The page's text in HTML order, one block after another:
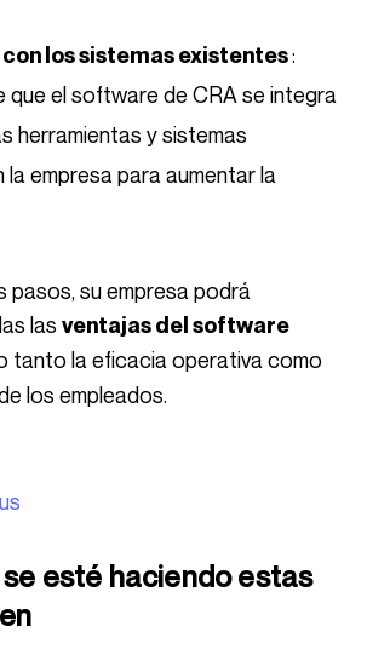
los sistemas existentes:
que el software de CRA se integra
herramientas y sistemas
empresa para aumentar la
las ventajas del software
tanto la eficacia operativa como
los empleados.